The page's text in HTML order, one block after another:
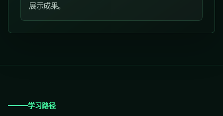
展示成果。
学习路径